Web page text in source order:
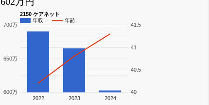
2150 ケアネット
年収
年齢
2022 2023 2024
600万
650万
700万
40
40.5
41
41.5